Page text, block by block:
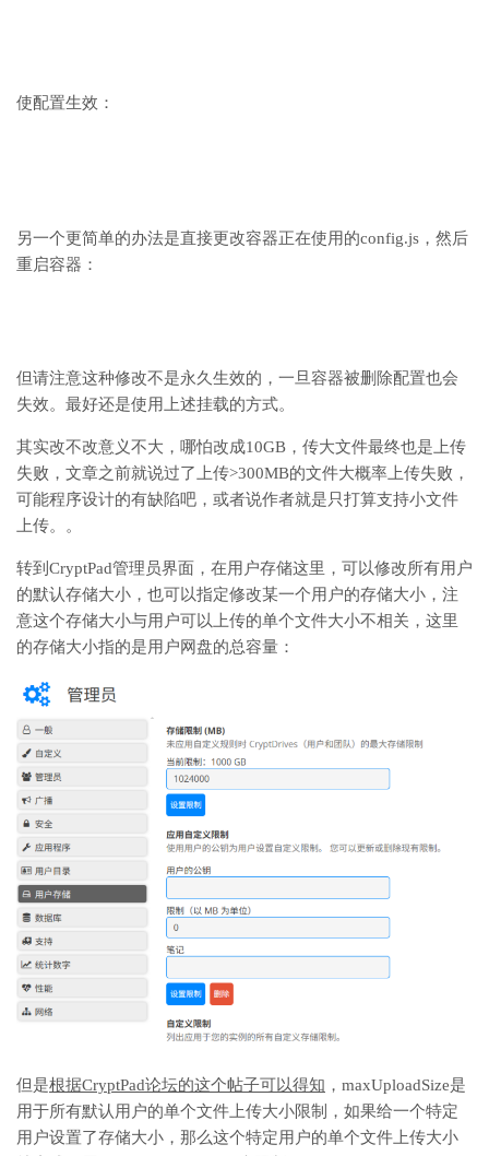
使配置生效：
另一个更简单的办法是直接更改容器正在使用的config.js，然后
重启容器：
但请注意这种修改不是永久生效的，一旦容器被删除配置也会
失效。最好还是使用上述挂载的方式。
其实改不改意义不大，哪怕改成10GB，传大文件最终也是上传
失败，文章之前就说过了上传>300MB的文件大概率上传失败，
可能程序设计的有缺陷吧，或者说作者就是只打算支持小文件
上传。。
转到CryptPad管理员界面，在用户存储这里，可以修改所有用户
的默认存储大小，也可以指定修改某一个用户的存储大小，注
意这个存储大小与用户可以上传的单个文件大小不相关，这里
的存储大小指的是用户网盘的总容量：
但是根据CryptPad论坛的这个帖子可以得知 ，maxUploadSize是
用于所有默认用户的单个文件上传大小限制，如果给一个特定
用户设置了存储大小，那么这个特定用户的单个文件上传大小